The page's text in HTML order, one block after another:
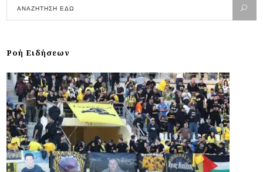
Ροή Ειδήσεων